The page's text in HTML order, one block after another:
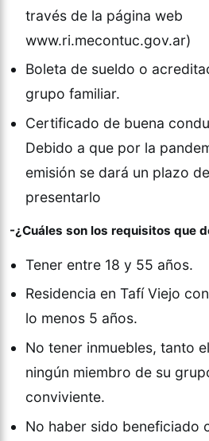
través de la página web
www.ri.mecontuc.gov.ar)
Boleta de sueldo o
grupo familiar.
Certificado de buena
Debido a que por la
emisión se dará un plazo
presentarlo
-¿Cuáles son los requisitos que
Tener entre 18 y 55 años.
Residencia en Tafí Viejo
lo menos 5 años.
No tener inmuebles, tanto
ningún miembro de su
conviviente.
No haber sido beneficiado